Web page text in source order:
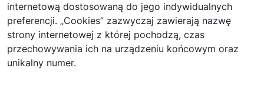
internetową dostosowaną do jego indywidualnych
preferencji. „Cookies” zazwyczaj zawierają nazwę
strony internetowej z której pochodzą, czas
przechowywania ich na urządzeniu końcowym oraz
unikalny numer.